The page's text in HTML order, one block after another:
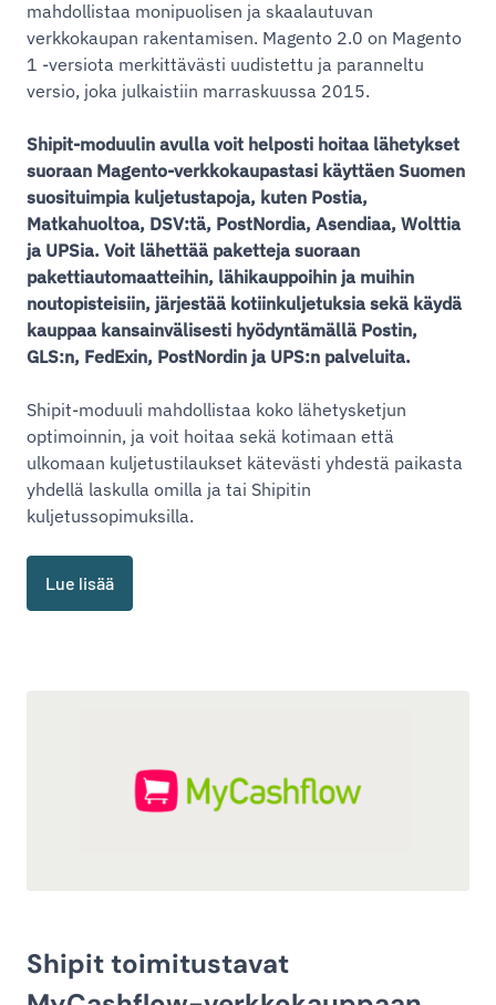
mahdollistaa monipuolisen ja skaalautuvan
verkkokaupan rakentamisen. Magento 2.0 on Magento
1 -versiota merkittävästi uudistettu ja paranneltu
versio, joka julkaistiin marraskuussa 2015.
Shipit-moduulin avulla voit helposti hoitaa lähetykset
suoraan Magento-verkkokaupastasi käyttäen Suomen
suosituimpia kuljetustapoja, kuten Postia,
Matkahuoltoa, DSV:tä, PostNordia, Asendiaa, Wolttia
ja UPSia. Voit lähettää paketteja suoraan
pakettiautomaatteihin, lähikauppoihin ja muihin
noutopisteisiin, järjestää kotiinkuljetuksia sekä käydä
kauppaa kansainvälisesti hyödyntämällä Postin,
GLS:n, FedExin, PostNordin ja UPS:n palveluita.
Shipit-moduuli mahdollistaa koko lähetysketjun
optimoinnin, ja voit hoitaa sekä kotimaan että
ulkomaan kuljetustilaukset kätevästi yhdestä paikasta
yhdellä laskulla omilla ja tai Shipitin
kuljetussopimuksilla.
Lue lisää
Shipit toimitustavat